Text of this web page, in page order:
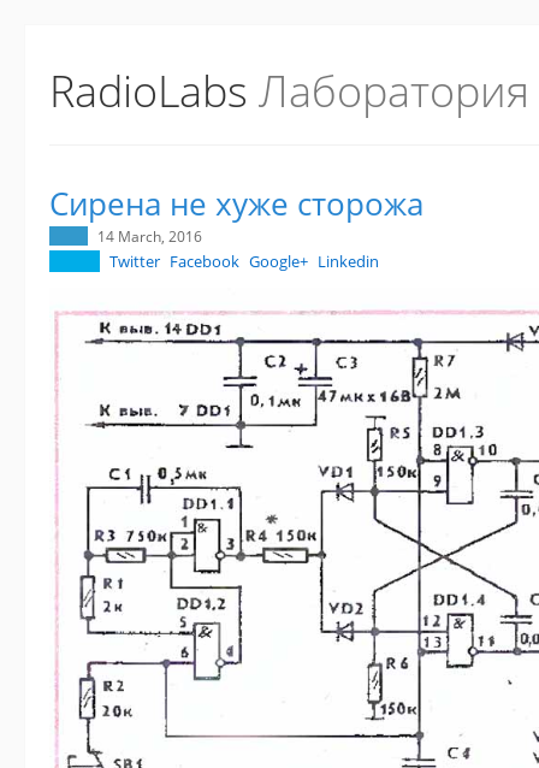
RadioLabs
Сирена не хуже сторожа
14 March, 2016
Twitter Facebook Google+ Linkedin